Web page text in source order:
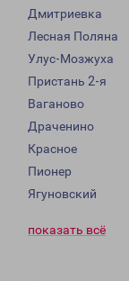
Дмитриевка
Лесная Поляна
Улус-Мозжуха
Пристань 2-я
Ваганово
Драченино
Красное
Пионер
Ягуновский
показать всё